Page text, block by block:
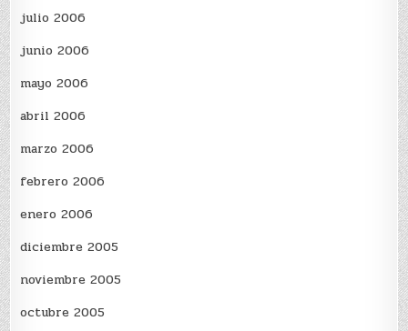
julio 2006
junio 2006
mayo 2006
abril 2006
marzo 2006
febrero 2006
enero 2006
diciembre 2005
noviembre 2005
octubre 2005